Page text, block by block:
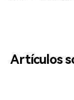
Artículos